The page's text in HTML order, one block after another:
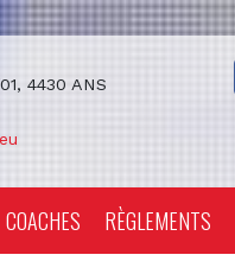
4430 ANS
COACHES RÈGLEMENTS